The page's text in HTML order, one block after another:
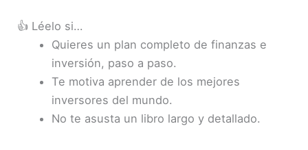
👍 Léelo si…
Quieres un plan completo de finanzas e
inversión, paso a paso.
Te motiva aprender de los mejores
inversores del mundo.
No te asusta un libro largo y detallado.